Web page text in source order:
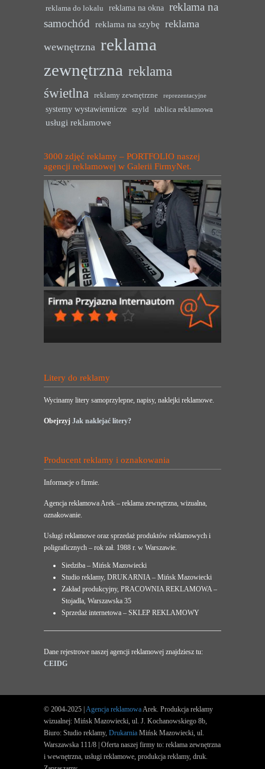
reklama do lokalu reklama na okna reklama na
samochód reklama na szybę reklama
wewnętrzna reklama
zewnętrzna reklama
świetlna
reklamy zewnętrzne reprezentacyjne
systemy wystawiennicze szyld tablica reklamowa
usługi reklamowe
3000 zdjęć reklamy – PORTFOLIO naszej
agencji reklamowej w Galerii FirmyNet.
Litery do reklamy
Wycinamy litery samoprzylepne, napisy, naklejki reklamowe.
Obejrzyj Jak naklejać litery?
Producent reklamy i oznakowania
Informacje o firmie.
Agencja reklamowa Arek – reklama zewnętrzna, wizualna,
oznakowanie.
Usługi reklamowe oraz sprzedaż produktów reklamowych i
poligraficznych – rok zał. 1988 r. w Warszawie.
Siedziba – Mińsk Mazowiecki
Studio reklamy, DRUKARNIA – Mińsk Mazowiecki
Zakład produkcyjny, PRACOWNIA REKLAMOWA –
Stojadła, Warszawska 35
Sprzedaż internetowa – SKLEP REKLAMOWY
Dane rejestrowe naszej agencji reklamowej znajdziesz tu:
CEIDG
© 2004-2025 | Agencja reklamowaArek. Produkcja reklamy
wizualnej: Mińsk Mazowiecki, ul. J. Kochanowskiego 8b,
Biuro: Studio reklamy, Drukarnia Mińsk Mazowiecki, ul.
Warszawska 111/8 | Oferta naszej firmy to: reklama zewnętrzna
i wewnętrzna, usługi reklamowe, produkcja reklamy, druk.